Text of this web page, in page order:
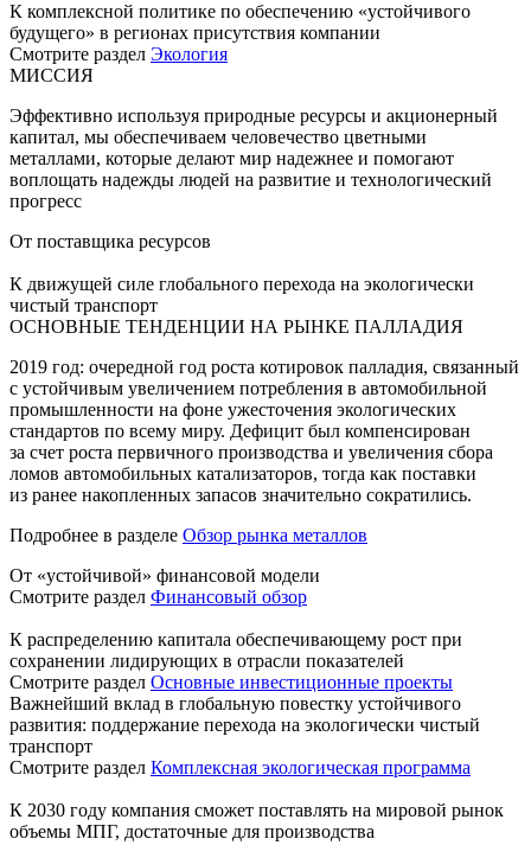
К комплексной политике по обеспечению «устойчивого
будущего» в регионах присутствия компании
Смотрите раздел Экология
МИССИЯ
Эффективно используя природные ресурсы и акционерный
капитал, мы обеспечиваем человечество цветными
металлами, которые делают мир надежнее и помогают
воплощать надежды людей на развитие и технологический
прогресс
От поставщика ресурсов
К движущей силе глобального перехода на экологически
чистый транспорт
ОСНОВНЫЕ ТЕНДЕНЦИИ НА РЫНКЕ ПАЛЛАДИЯ
2019 год: очередной год роста котировок палладия, связанный
с устойчивым увеличением потребления в автомобильной
промышленности на фоне ужесточения экологических
стандартов по всему миру. Дефицит был компенсирован
за счет роста первичного производства и увеличения сбора
ломов автомобильных катализаторов, тогда как поставки
из ранее накопленных запасов значительно сократились.
Подробнее в разделе Обзор рынка металлов
От «устойчивой» финансовой модели
Смотрите раздел Финансовый обзор
К распределению капитала обеспечивающему рост при
сохранении лидирующих в отрасли показателей
Смотрите раздел Основные инвестиционные проекты
Важнейший вклад в глобальную повестку устойчивого
развития: поддержание перехода на экологически чистый
транспорт
Смотрите раздел Комплексная экологическая программа
К 2030 году компания сможет поставлять на мировой рынок
объемы МПГ, достаточные для производства